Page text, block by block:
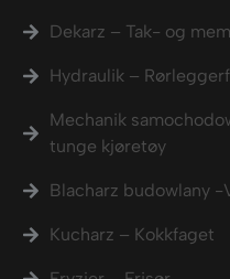
Dekarz – Tak- og
Hydraulik –
Mechanik
tunge kjøretøy
Blacharz budowlany
Kucharz – Kokkfaget